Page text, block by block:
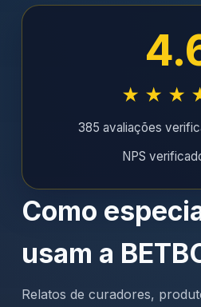
385 avaliações
NPS
Como
usam a
Relatos de curadores,